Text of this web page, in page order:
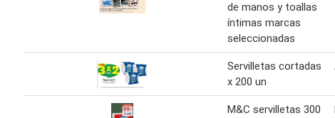
de manos y toallas
íntimas marcas
seleccionadas
Servilletas cortadas
x 200 un
M&C servilletas 300